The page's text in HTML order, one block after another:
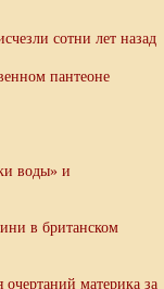
сотни лет назад
пантеоне
воды» и
в британском
материка за